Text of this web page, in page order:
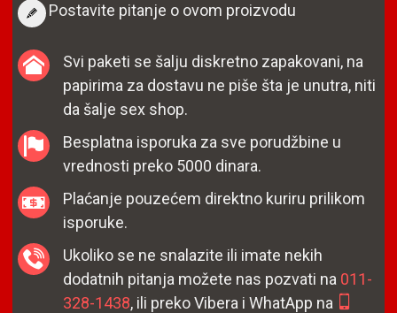
Postavite pitanje o ovom proizvodu
Svi paketi se šalju diskretno zapakovani, na
papirima za dostavu ne piše šta je unutra, niti
da šalje sex shop.
Besplatna isporuka za sve porudžbine u
vrednosti preko 5000 dinara.
Plaćanje pouzećem direktno kuriru prilikom
isporuke.
Ukoliko se ne snalazite ili imate nekih
dodatnih pitanja možete nas pozvati na 011-
328-1438, ili preko Vibera i WhatApp na